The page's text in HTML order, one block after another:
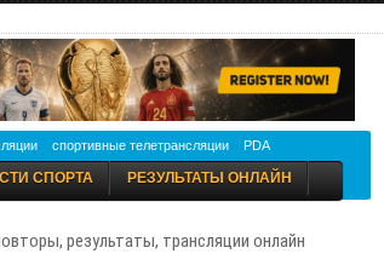
спортивные телетрансляции PDA
СПОРТА РЕЗУЛЬТАТЫ ОНЛАЙН
результаты, трансляции онлайн